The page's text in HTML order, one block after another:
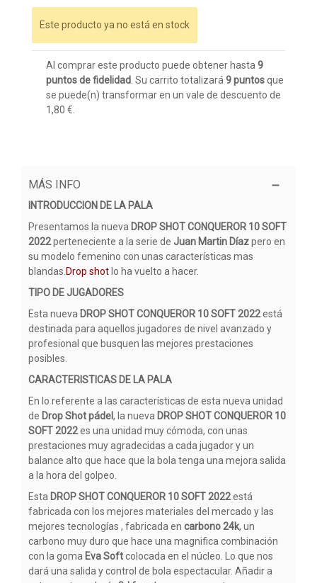
Este producto ya no está en stock
Al comprar este producto puede obtener hasta 9
puntos de fidelidad . Su carrito totalizará 9puntosque
se puede(n) transformar en un vale de descuento de
1,80 €
MÁS INFO
INTRODUCCION DE LA PALA
Presentamos la nueva DROP SHOT CONQUEROR 10 SOFT
2022perteneciente a la serie de Juan Martin Díazpero en
su modelo femenino con unas características mas
blandas. Drop shotlo ha vuelto a hacer.
TIPO DE JUGADORES
Esta nueva DROP SHOT CONQUEROR 10 SOFT 2022está
destinada para aquellos jugadores de nivel avanzado y
profesional que busquen las mejores prestaciones
posibles.
CARACTERISTICAS DE LA PALA
En lo referente a las características de esta nueva unidad
de Drop Shot pádel, la nueva DROP SHOT CONQUEROR 10
SOFT 2022es una unidad muy cómoda, con unas
prestaciones muy agradecidas a cada jugador y un
balance alto que hace que la bola tenga una mejora salida
a la hora del golpeo.
Esta DROP SHOT CONQUEROR 10 SOFT 2022está
fabricada con los mejores materiales del mercado y las
mejores tecnologías , fabricada en carbono 24k, un
carbono muy duro que hace una magnifica combinación
con la goma Eva Softcolocada en el núcleo. Lo que nos
dará una salida y control de bola espectacular. Añadir a